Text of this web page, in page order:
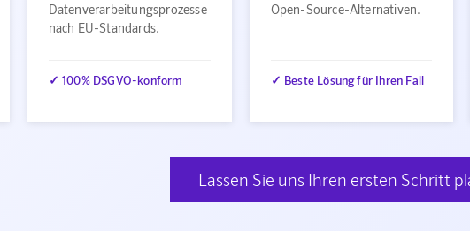
Datenverarbeitungsprozesse
nach EU-Standards.
✓ 100% DSGVO-konform
Open-Source-Alternativen.
✓ Beste Lösung für Ihren Fall
Lassen Sie uns Ihren ersten Schritt